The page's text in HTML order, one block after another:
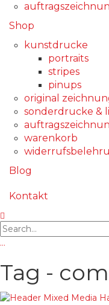
Shop
kunstdrucke
portraits
stripes
pinups
original
sonderdrucke &
warenkorb
Blog
Kontakt
…
Tag -